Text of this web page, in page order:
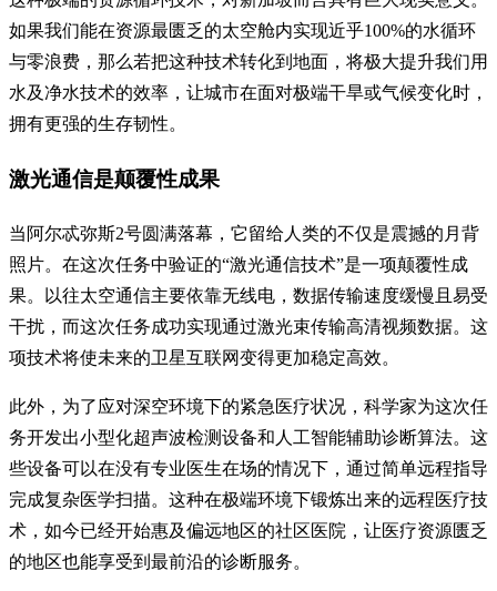
如果我们能在资源最匮乏的太空舱内实现近乎100%的水循环
与零浪费，那么若把这种技术转化到地面，将极大提升我们用
水及净水技术的效率，让城市在面对极端干旱或气候变化时，
拥有更强的生存韧性。
激光通信是颠覆性成果
当阿尔忒弥斯2号圆满落幕，它留给人类的不仅是震撼的月背
照片。在这次任务中验证的“激光通信技术”是一项颠覆性成
果。以往太空通信主要依靠无线电，数据传输速度缓慢且易受
干扰，而这次任务成功实现通过激光束传输高清视频数据。这
项技术将使未来的卫星互联网变得更加稳定高效。
此外，为了应对深空环境下的紧急医疗状况，科学家为这次任
务开发出小型化超声波检测设备和人工智能辅助诊断算法。这
些设备可以在没有专业医生在场的情况下，通过简单远程指导
完成复杂医学扫描。这种在极端环境下锻炼出来的远程医疗技
术，如今已经开始惠及偏远地区的社区医院，让医疗资源匮乏
的地区也能享受到最前沿的诊断服务。